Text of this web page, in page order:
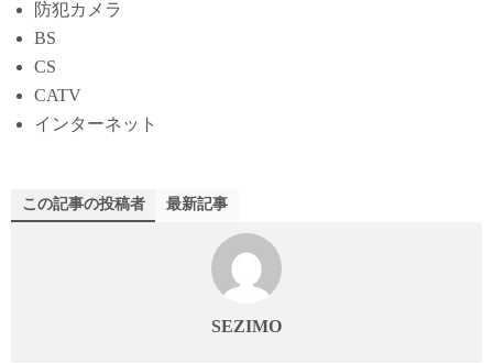
防犯カメラ
BS
CS
CATV
インターネット
この記事の投稿者 最新記事
SEZIMO